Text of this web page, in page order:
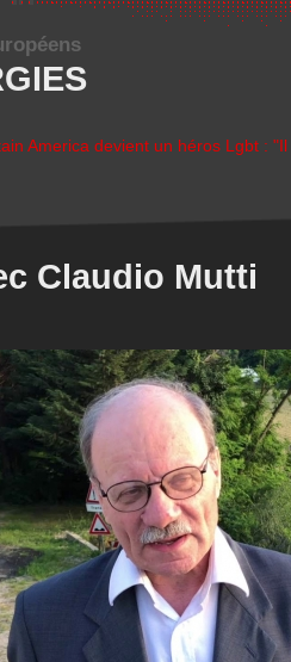
America devient un héros Lgbt :
Claudio Mutti